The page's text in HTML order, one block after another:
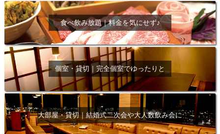
食べ飲み放題｜料金を気にせず♪
個室・貸切｜完全個室でゆったりと
大部屋・貸切｜結婚式二次会や大人数飲み会に